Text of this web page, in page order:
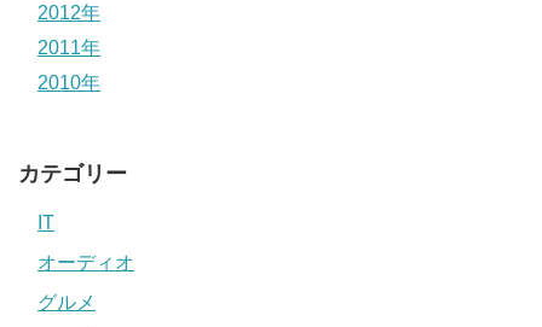
2012年
2011年
2010年
カテゴリー
IT
オーディオ
グルメ